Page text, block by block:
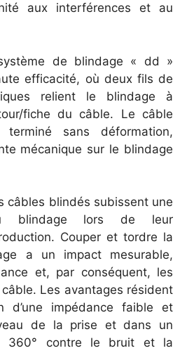
aux interférences et au
de blindage « dd »
efficacité, où deux fils de
relient le blindage à
fiche du câble. Le câble
sans déformation,
mécanique sur le blindage
câbles blindés subissent une
blindage lors de leur
Couper et tordre la
a un impact mesurable,
et, par conséquent, les
Les avantages résident
d’une impédance faible et
de la prise et dans un
360° contre le bruit et la